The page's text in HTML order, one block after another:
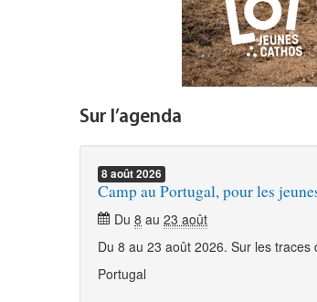
Sur l’agenda
8août2026
Camp au Portugal, pour les
Du 8 au 23 août
Du 8 au 23 août 2026. Sur les traces
Portugal